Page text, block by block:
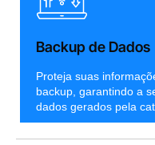
Backup de Dados
Proteja suas
backup, garantindo a
dados gerados pela